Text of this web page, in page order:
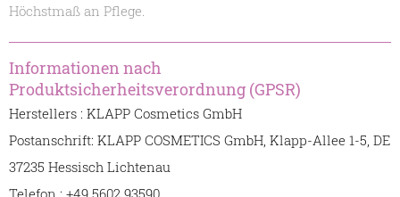
Höchstmaß an Pflege.
Informationen nach
Produktsicherheitsverordnung (GPSR)
Herstellers : KLAPP Cosmetics GmbH
Postanschrift: KLAPP COSMETICS GmbH, Klapp-Allee 1-5, DE
37235 Hessisch Lichtenau